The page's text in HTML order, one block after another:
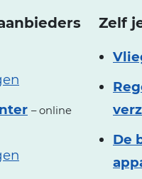
– online
Zelf
De